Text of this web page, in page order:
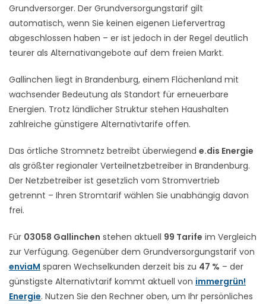
Grundversorger. Der Grundversorgungstarif gilt
automatisch, wenn Sie keinen eigenen Liefervertrag
abgeschlossen haben – er ist jedoch in der Regel deutlich
teurer als Alternativangebote auf dem freien Markt.
Gallinchen liegt in Brandenburg, einem Flächenland mit
wachsender Bedeutung als Standort für erneuerbare
Energien. Trotz ländlicher Struktur stehen Haushalten
zahlreiche günstigere Alternativtarife offen.
Das örtliche Stromnetz betreibt überwiegend e.dis Energie
als größter regionaler Verteilnetzbetreiber in Brandenburg.
Der Netzbetreiber ist gesetzlich vom Stromvertrieb
getrennt – Ihren Stromtarif wählen Sie unabhängig davon
frei.
Für 03058 Gallinchen stehen aktuell 99 Tarife im Vergleich
zur Verfügung. Gegenüber dem Grundversorgungstarif von
enviaM sparen Wechselkunden derzeit bis zu 47 % – der
günstigste Alternativtarif kommt aktuell von immergrün!
Energie. Nutzen Sie den Rechner oben, um Ihr persönliches